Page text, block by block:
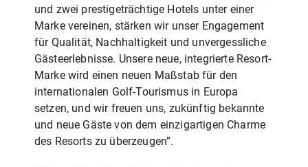
und zwei prestigeträchtige Hotels unter einer
Marke vereinen, stärken wir unser Engagement
für Qualität, Nachhaltigkeit und unvergessliche
Gästeerlebnisse. Unsere neue, integrierte Resort-
Marke wird einen neuen Maßstab für den
internationalen Golf-Tourismus in Europa
setzen, und wir freuen uns, zukünftig bekannte
und neue Gäste von dem einzigartigen Charme
des Resorts zu überzeugen”.